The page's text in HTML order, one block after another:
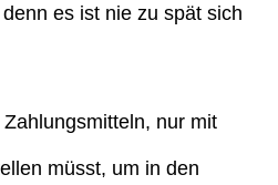
denn es ist nie zu spät sich
nur mit
müsst, um in den